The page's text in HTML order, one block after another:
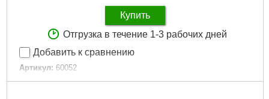
Купить
Отгрузка в течение 1-3 рабочих дней
Добавить к сравнению
Артикул: 60052
Код товара: 16.63.05